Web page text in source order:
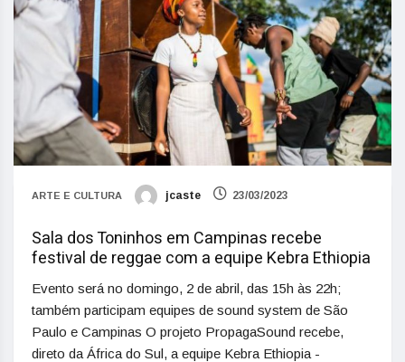
ARTE E CULTURA jcaste 23/03/2023
Sala dos Toninhos em Campinas recebe
festival de reggae com a equipe Kebra Ethiopia
Evento será no domingo, 2 de abril, das 15h às 22h;
também participam equipes de sound system de São
Paulo e Campinas O projeto PropagaSound recebe,
direto da África do Sul, a equipe Kebra Ethiopia -